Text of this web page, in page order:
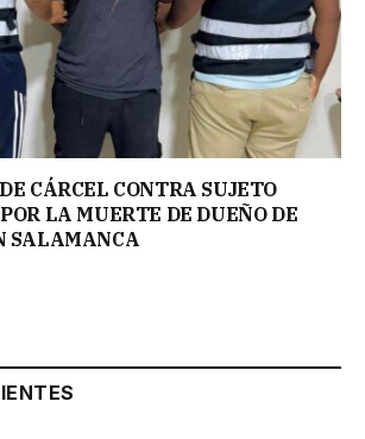
CÁRCEL CONTRA SUJETO
LA MUERTE DE DUEÑO DE
SALAMANCA